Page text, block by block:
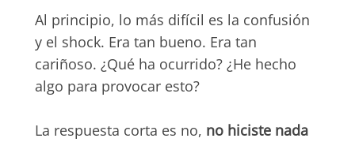
Al principio, lo más difícil es la confusión
y el shock. Era tan bueno. Era tan
cariñoso. ¿Qué ha ocurrido? ¿He hecho
algo para provocar esto?
La respuesta corta es no, no hiciste nada